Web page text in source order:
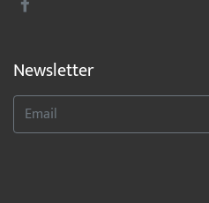
Newsletter